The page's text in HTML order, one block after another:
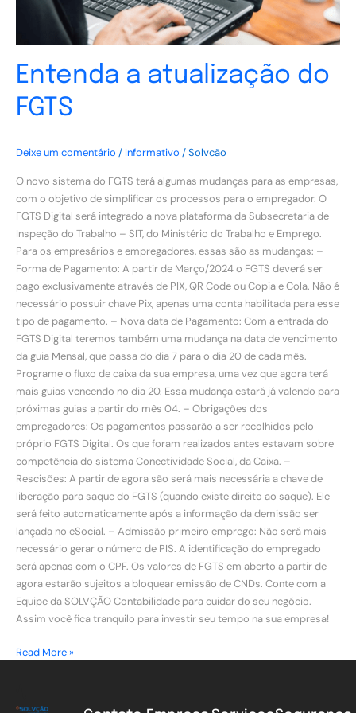
Entenda a atualização do
FGTS
Deixe um comentário / Informativo /Solvcão
O novo sistema do FGTS terá algumas mudanças para as empresas,
com o objetivo de simplificar os processos para o empregador. O
FGTS Digital será integrado a nova plataforma da Subsecretaria de
Inspeção do Trabalho – SIT, do Ministério do Trabalho e Emprego.
Para os empresários e empregadores, essas são as mudanças: –
Forma de Pagamento: A partir de Março/2024 o FGTS deverá ser
pago exclusivamente através de PIX, QR Code ou Copia e Cola. Não é
necessário possuir chave Pix, apenas uma conta habilitada para esse
tipo de pagamento. – Nova data de Pagamento: Com a entrada do
FGTS Digital teremos também uma mudança na data de vencimento
da guia Mensal, que passa do dia 7 para o dia 20 de cada mês.
Programe o fluxo de caixa da sua empresa, uma vez que agora terá
mais guias vencendo no dia 20. Essa mudança estará já valendo para
próximas guias a partir do mês 04. – Obrigações dos
empregadores: Os pagamentos passarão a ser recolhidos pelo
próprio FGTS Digital. Os que foram realizados antes estavam sobre
competência do sistema Conectividade Social, da Caixa. –
Rescisões: A partir de agora são será mais necessária a chave de
liberação para saque do FGTS (quando existe direito ao saque). Ele
será feito automaticamente após a informação da demissão ser
lançada no eSocial. – Admissão primeiro emprego: Não será mais
necessário gerar o número de PIS. A identificação do empregado
será apenas com o CPF. Os valores de FGTS em aberto a partir de
agora estarão sujeitos a bloquear emissão de CNDs. Conte com a
Equipe da SOLVÇÃO Contabilidade para cuidar do seu negócio.
Assim você fica tranquilo para investir seu tempo na sua empresa!
Read More »